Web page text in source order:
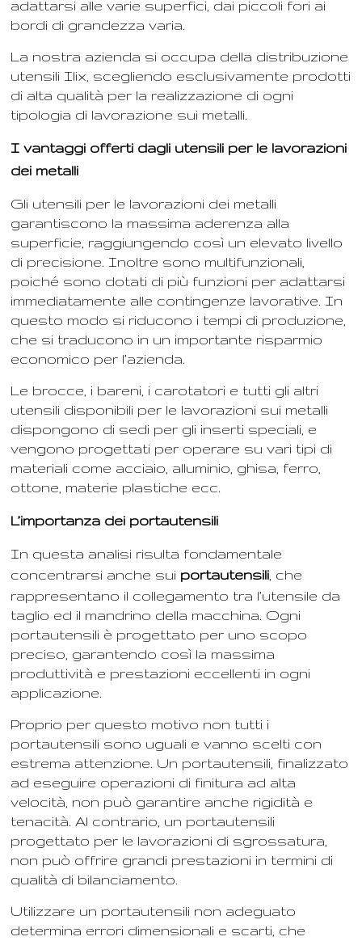
adattarsi alle varie superfici, dai piccoli fori ai
bordi di grandezza varia.
La nostra azienda si occupa della distribuzione
utensili Ilix , scegliendo esclusivamente prodotti
di alta qualità per la realizzazione di ogni
tipologia di lavorazione sui metalli.
I vantaggi offerti dagli utensili per le lavorazioni
dei metalli
Gli utensili per le lavorazioni dei metalli
garantiscono la massima aderenza alla
superficie, raggiungendo così un elevato livello
di precisione. Inoltre sono multifunzionali,
poiché sono dotati di più funzioni per adattarsi
immediatamente alle contingenze lavorative. In
questo modo si riducono i tempi di produzione,
che si traducono in un importante risparmio
economico per l’azienda.
Le brocce, i bareni, i carotatori e tutti gli altri
utensili disponibili per le lavorazioni sui metalli
dispongono di sedi per gli inserti speciali, e
vengono progettati per operare su vari tipi di
materiali come acciaio, alluminio, ghisa, ferro,
ottone, materie plastiche ecc.
L’importanza dei portautensili
In questa analisi risulta fondamentale
concentrarsi anche sui portautensili , che
rappresentano il collegamento tra l’utensile da
taglio ed il mandrino della macchina. Ogni
portautensili è progettato per uno scopo
preciso, garantendo così la massima
produttività e prestazioni eccellenti in ogni
applicazione.
Proprio per questo motivo non tutti i
portautensili sono uguali e vanno scelti con
estrema attenzione. Un portautensili, finalizzato
ad eseguire operazioni di finitura ad alta
velocità, non può garantire anche rigidità e
tenacità. Al contrario, un portautensili
progettato per le lavorazioni di sgrossatura,
non può offrire grandi prestazioni in termini di
qualità di bilanciamento.
Utilizzare un portautensili non adeguato
determina errori dimensionali e scarti, che